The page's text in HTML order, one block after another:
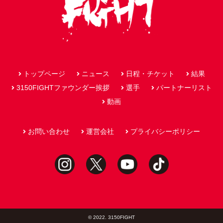
トップページ ニュース 日程・チケット
結果
3150FIGHTファウンダー挨拶
選手
パートナーリスト
動画
お問い合わせ 運営会社 プライバシーポリシー
© 2022. 3150FIGHT